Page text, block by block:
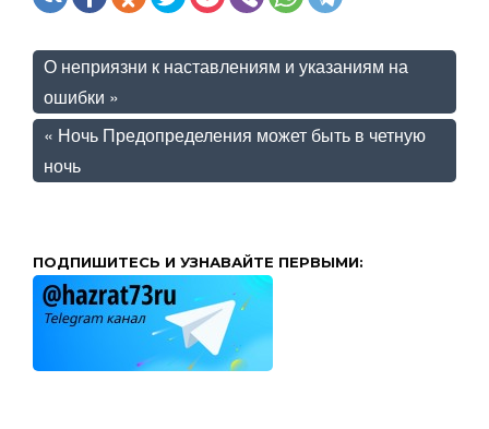
О неприязни к наставлениям и указаниям на
ошибки »
« Ночь Предопределения может быть в четную
ночь
ПОДПИШИТЕСЬ И УЗНАВАЙТЕ ПЕРВЫМИ: